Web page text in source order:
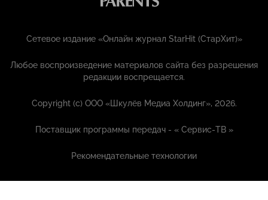
Сетевое издание «Онлайн журнал StarHit (СтарХит)»
Любое воспроизведение материалов сайта без разрешения
редакции воспрещается.
Copyright (с) ООО «Шкулёв Медиа Холдинг», 2026.
Поставщик программы передач - «Сервис-ТВ »
Рекомендательные технологии